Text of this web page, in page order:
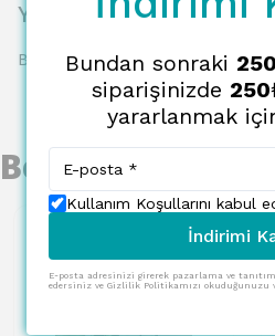
Yorumlar
Bu ürün için henüz yorum
Benzer Ürünler
Bundan sonraki
siparişinizde
yararlanmak
Kullanım Koşullarını kabul
İndirimi
E-posta adresinizi girerek pazarlama ve
edersiniz ve Gizlilik Politikamızı okuduğunuzu